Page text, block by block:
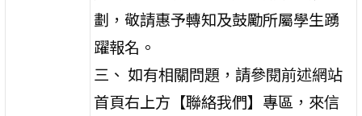
劃，敬請惠予轉知及鼓勵所屬學生踴
躍報名。
三、 如有相關問題，請參閱前述網站
首頁右上方【聯絡我們】專區，來信